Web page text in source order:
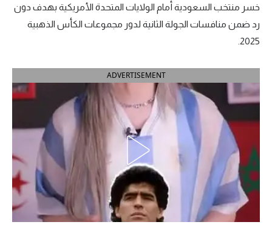
الدوري الإسباني
الدوري الفرنسي
الدوري السعودي للمحترفين
دوري أبطال أوروبا
دوري أبطال إفريقيا
كل البطولات
خسر منتخب السعودية أمام الولايات المتحدة الأمريكية بهدف دون
رد ضمن منافسات الجولة الثانية لدور مجموعات الكأس الذهبية
2025.
ADVERTISEMENT